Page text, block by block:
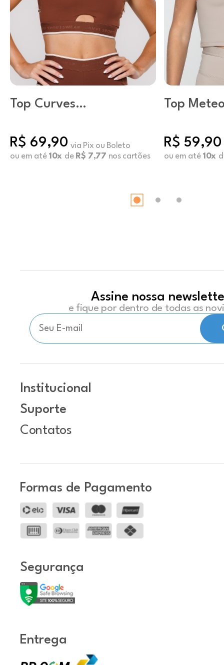
Top Curves
R$ 69,90 via Pix ou Boleto
ou em até 10x de R$ 7,77 nos cartões
Top
R$ 59,90
ou em até 10x
Assine nossa
e fique por dentro de todas as
Institucional
Suporte
Contatos
Formas de Pagamento
Segurança
Entrega